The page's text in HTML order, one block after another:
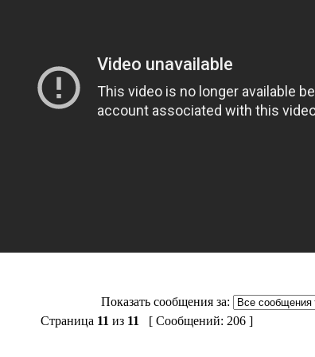
Показать сообщения за:
Страница 11 из 11 [ Сообщений: 206 ]